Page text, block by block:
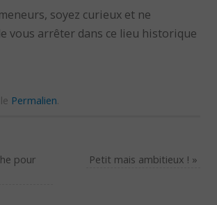
soyez curieux et ne
vous arrêter dans ce lieu historique
Permalien
pour
Petit mais ambitieux ! »